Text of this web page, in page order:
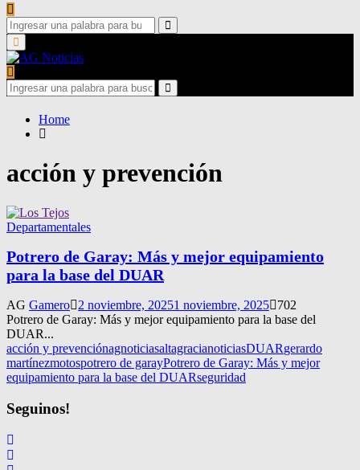
Search
for:
Search
Primary
Menu
Search
for:
Search
Home
acción y prevención
Departamentales
Potrero de Garay: Más y mejor equipamiento
para la base del DUAR
AG Gamero 2 noviembre, 20251 noviembre, 2025
702
Potrero de Garay: Más y mejor equipamiento para la base del
DUAR...
acción y prevenciónagnoticiasaltagracianoticiasDUARgerardo
martínezmotospotrero de garayPotrero de Garay: Más y mejor
equipamiento para la base del DUARseguridad
Seguinos!